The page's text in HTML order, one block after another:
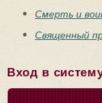
Смерть и
Священный
Вход в